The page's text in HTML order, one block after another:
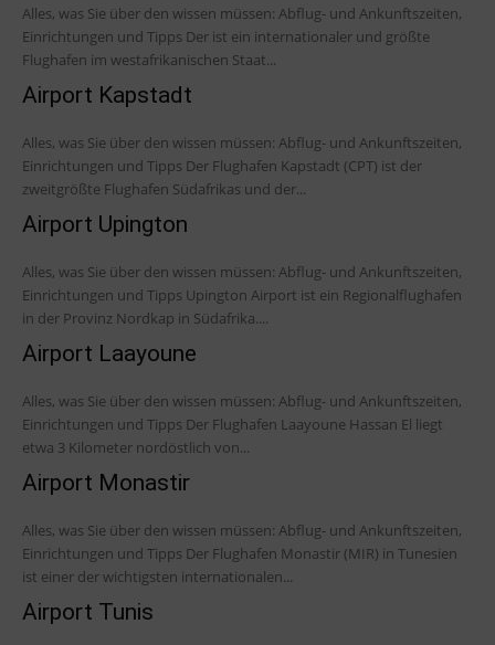
Alles, was Sie über den wissen müssen: Abflug- und Ankunftszeiten,
Einrichtungen und Tipps Der ist ein internationaler und größte
Flughafen im westafrikanischen Staat...
Airport Kapstadt
Alles, was Sie über den wissen müssen: Abflug- und Ankunftszeiten,
Einrichtungen und Tipps Der Flughafen Kapstadt (CPT) ist der
zweitgrößte Flughafen Südafrikas und der...
Airport Upington
Alles, was Sie über den wissen müssen: Abflug- und Ankunftszeiten,
Einrichtungen und Tipps Upington Airport ist ein Regionalflughafen
in der Provinz Nordkap in Südafrika....
Airport Laayoune
Alles, was Sie über den wissen müssen: Abflug- und Ankunftszeiten,
Einrichtungen und Tipps Der Flughafen Laayoune Hassan El liegt
etwa 3 Kilometer nordöstlich von...
Airport Monastir
Alles, was Sie über den wissen müssen: Abflug- und Ankunftszeiten,
Einrichtungen und Tipps Der Flughafen Monastir (MIR) in Tunesien
ist einer der wichtigsten internationalen...
Airport Tunis